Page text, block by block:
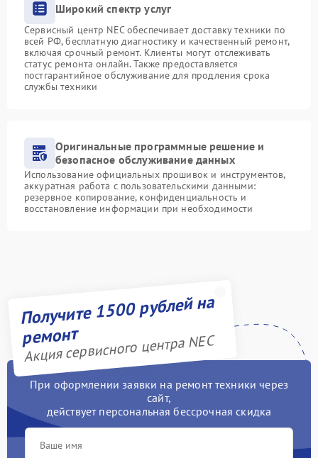
Широкий спектр услуг
Сервисный центр NEC обеспечивает доставку техники по
всей РФ, бесплатную диагностику и качественный ремонт,
включая срочный ремонт. Клиенты могут отслеживать
статус ремонта онлайн. Также предоставляется
постгарантийное обслуживание для продления срока
службы техники
Оригинальные программные решение и
безопасное обслуживание данных
Использование официальных прошивок и инструментов,
аккуратная работа с пользовательскими данными:
резервное копирование, конфиденциальность и
восстановление информации при необходимости
Получите 1500 рублей на
ремонт
Акция сервисного центра NEC
При оформлении заявки на ремонт техники через
сайт,
действует персональная бессрочная скидка